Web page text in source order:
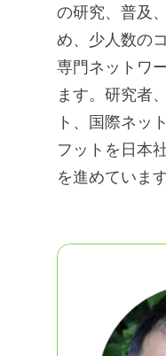
の研究、普及
め、少人数の
専門ネットワ
ます。研究者
ト、国際ネッ
フットを日本
を進めています